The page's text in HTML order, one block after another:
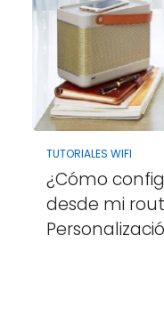
TUTORIALES WIFI
¿Cómo
desde mi